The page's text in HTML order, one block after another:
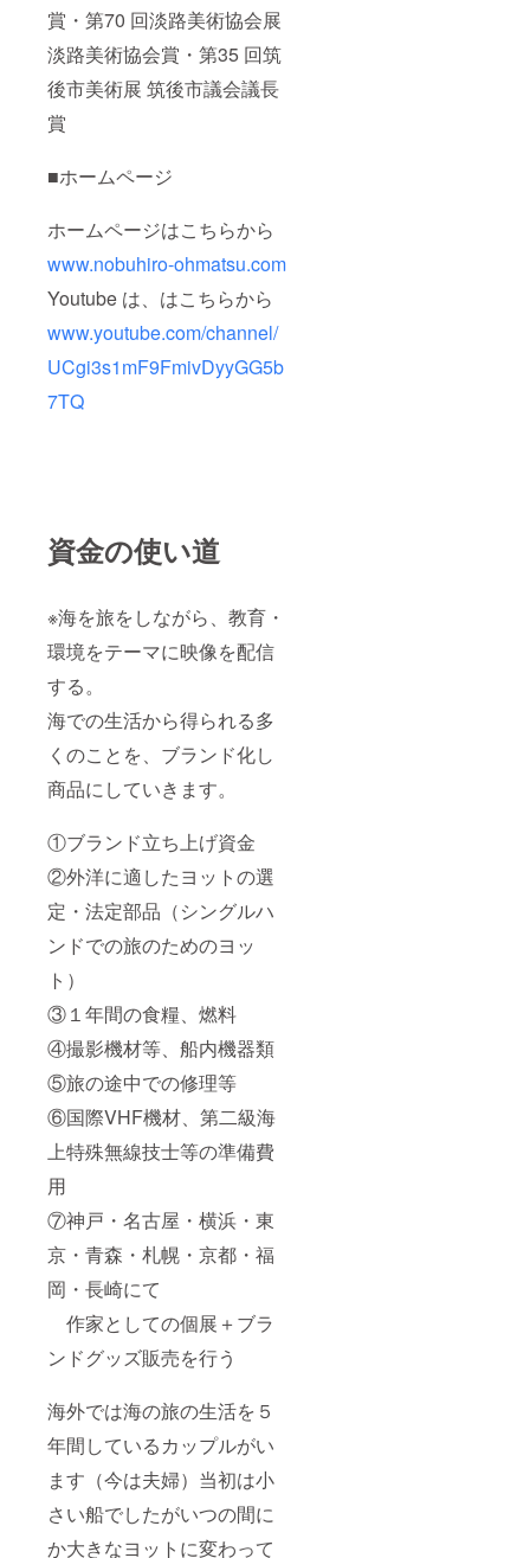
賞・第70 回淡路美術協会展
淡路美術協会賞・第35 回筑
後市美術展 筑後市議会議長
賞
■ホームページ
ホームページはこちらから
www.nobuhiro-ohmatsu.com
Youtube は、はこちらから
www.youtube.com/channel/
UCgi3s1mF9FmivDyyGG5b
7TQ
資金の使い道
※海を旅をしながら、教育・
環境をテーマに映像を配信
する。
海での生活から得られる多
くのことを、ブランド化し
商品にしていきます。
①ブランド立ち上げ資金
②外洋に適したヨットの選
定・法定部品（シングルハ
ンドでの旅のためのヨッ
ト）
③１年間の食糧、燃料
④撮影機材等、船内機器類
⑤旅の途中での修理等
⑥国際VHF機材、第二級海
上特殊無線技士等の準備費
用
⑦神戸・名古屋・横浜・東
京・青森・札幌・京都・福
岡・長崎にて
作家としての個展＋ブラ
ンドグッズ販売を行う
海外では海の旅の生活を５
年間しているカップルがい
ます（今は夫婦）当初は小
さい船でしたがいつの間に
か大きなヨットに変わって